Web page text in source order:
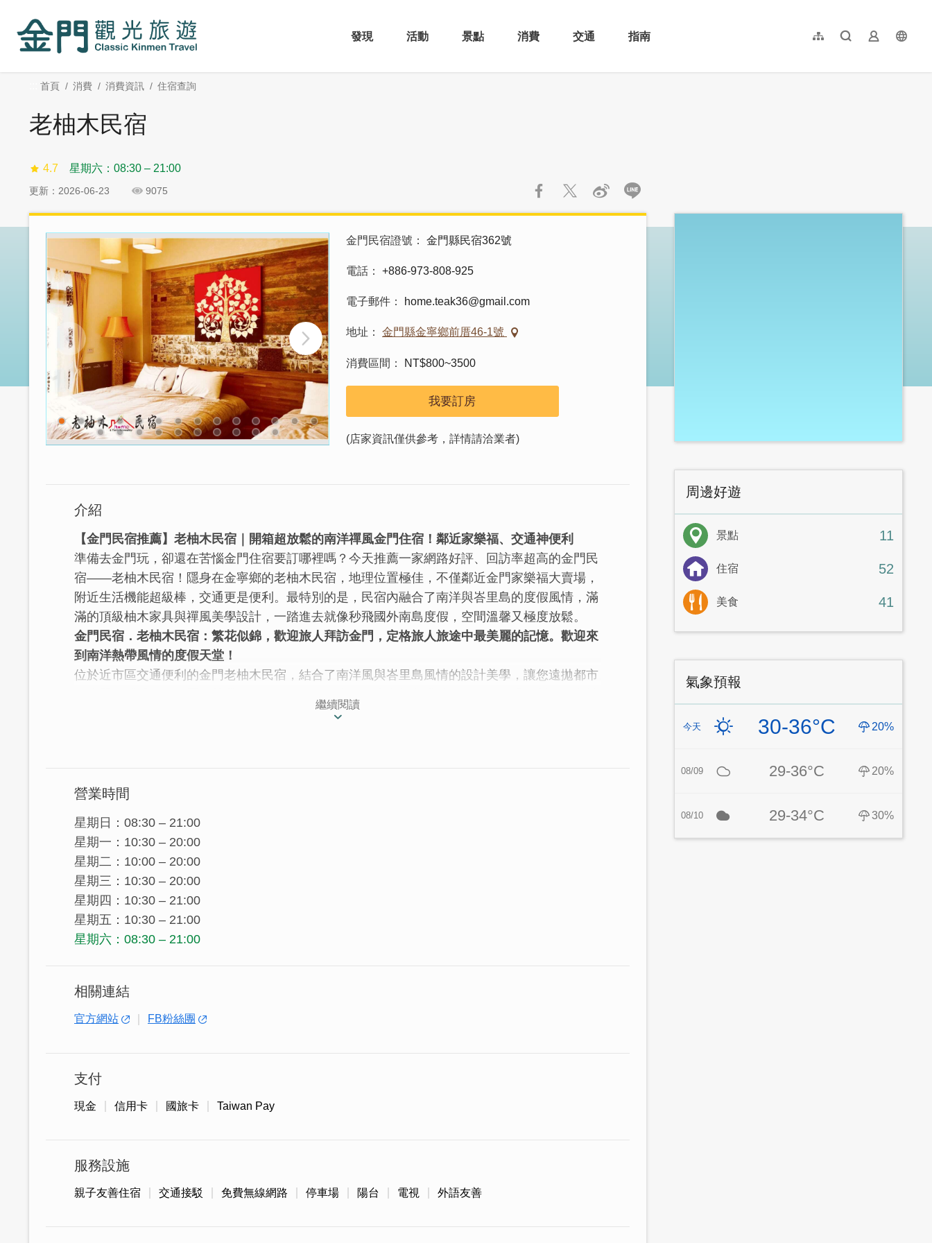
內
發現
活動 景點 消費 交通 指南 網站導覽全文檢索業者登入
简体中文
首頁 消費 消費資訊 住宿查詢
老柚木民宿
4.7 星期六：08:30 – 21:00
更新：2026-06-23 9075
分
金門民宿證號 金門縣民宿362號
電話 +886-973-808-925
電子郵件 home.teak36@gmail.com
地址 金門縣金寧鄉前厝46-1號
消費區間 NT$800~3500
我要訂房
(店家資訊僅供參考，詳情請洽業者)
介紹
【金門民宿推薦】老柚木民宿｜開箱超放鬆的南洋禪風金門住宿！鄰近家樂福、交通神便利
準備去金門玩，卻還在苦惱金門住宿要訂哪裡嗎？今天推薦一家網路好評、回訪率超高的金門民
宿——老柚木民宿！隱身在金寧鄉的老柚木民宿，地理位置極佳，不僅鄰近金門家樂福大賣場，
附近生活機能超級棒，交通更是便利。最特別的是，民宿內融合了南洋與峇里島的度假風情，滿
滿的頂級柚木家具與禪風美學設計，一踏進去就像秒飛國外南島度假，空間溫馨又極度放鬆。
金門民宿．老柚木民宿： 繁花似錦，歡迎旅人拜訪金門，定格旅人旅途中最美麗的記憶。歡迎來
到南洋熱帶風情的度假天堂！
位於近市區交通便利的金門老柚木民宿，結合了南洋風與峇里島風情的設計美學，讓您遠拋都市
木家具、經典花磚為主軸，輔以雞蛋花為視覺圖騰，完美融入大自然的溫潤質感，每一個角落都
客來小城，小城無以報，
僅致溫溫的高梁、溫溫的人情、深深的祝願，塞往旅人遠方的行囊。
我們的官網：
https://www.home-teak-residence.com/
繼續閱讀
營業時間
星期日：08:30 – 21:00
星期一：10:30 – 20:00
星期二：10:00 – 20:00
星期三：10:30 – 20:00
星期四：10:30 – 21:00
星期五：10:30 – 21:00
星期六：08:30 – 21:00
相關連結
官方網站 FB粉絲團
支付
現金 信用卡 國旅卡 Taiwan Pay
服務設施
親子友善住宿 交通接駁 免費無線網路 停車場 陽台 電視 外語友善
:::
周邊好遊
景點 11
住宿 52
美食 41
氣象預報
今天 30-36°C 20%
08/09 29-36°C 20%
08/10 29-34°C 30%